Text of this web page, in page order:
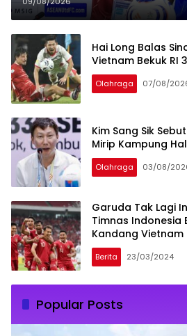
Hai Long Balas
Vietnam Bekuk RI
Olahraga 07/08/
Kim Sang Sik
Mirip Kampung
Olahraga 03/08/
Garuda Tak Lagi
Timnas Indonesia
Kandang Vietnam
Berita 23/03/2024
Popular Posts